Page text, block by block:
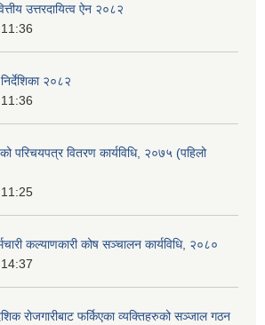
उत्तरदायित्व ऐन २०८२
२०८२
परिचयपत्र वितरण कार्यविधि, २०७५ (पहिलो
कल्याणकारी कोष सञ्चालन कार्यविधि, २०८०
रोजगारीबाट फर्किएका व्यक्तिहरुको सञ्जाल गठन